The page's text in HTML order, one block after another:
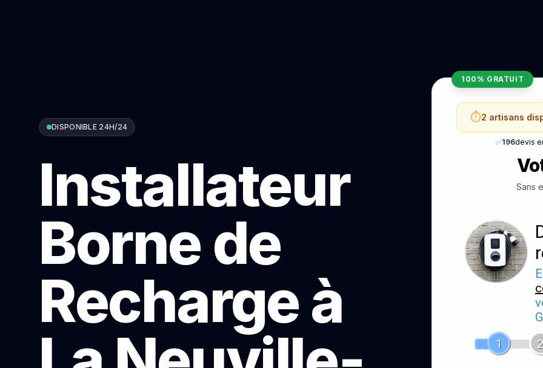
DISPONIBLE 24H/24
Installateur
Borne de
Recharge à
100% GRATUIT
⏱️2 artisans
✅196devis
Sans
1
2